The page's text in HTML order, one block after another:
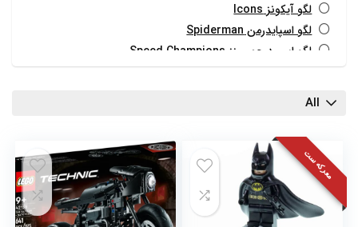
لگو آیکونز Icons
لگو اسپایدرمن Spiderman
لگو اسپید چمپیینز Speed Champions
لگو استاروارز Star Wars
لگو دوپلو Duplo
لگو دیزنی Disney
لگو سوپر ماریو Super Mario
لگو سیتی City
لگو فرندز Friends
All
معرکه ست